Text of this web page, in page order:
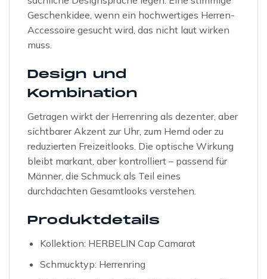
Geschenkidee, wenn ein hochwertiges Herren-
Accessoire gesucht wird, das nicht laut wirken
muss.
Design und
Kombination
Getragen wirkt der Herrenring als dezenter, aber
sichtbarer Akzent zur Uhr, zum Hemd oder zu
reduzierten Freizeitlooks. Die optische Wirkung
bleibt markant, aber kontrolliert – passend für
Männer, die Schmuck als Teil eines
durchdachten Gesamtlooks verstehen.
Produktdetails
Kollektion: HERBELIN Cap Camarat
Schmucktyp: Herrenring